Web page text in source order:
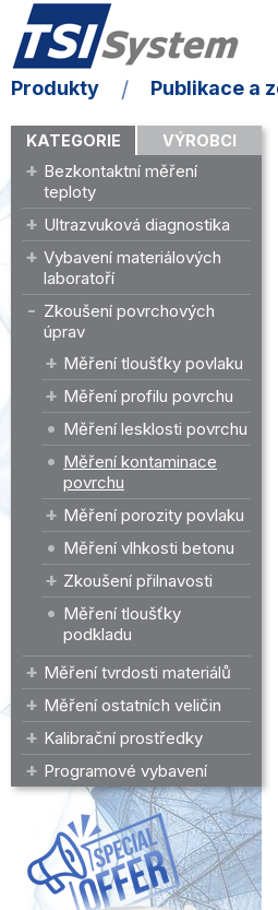
Produkty Publikace a
KATEGORIE VÝROBCI
Bezkontaktní měření
teploty
Ultrazvuková diagnostika
Vybavení materiálových
laboratoří
Zkoušení povrchových
úprav
Měření tloušťky povlaku
Měření profilu povrchu
Měření lesklosti povrchu
Měření kontaminace
povrchu
Měření porozity povlaku
Měření vlhkosti betonu
Zkoušení přilnavosti
Měření tloušťky
podkladu
Měření tvrdosti materiálů
Měření ostatních veličin
Kalibrační prostředky
Programové vybavení